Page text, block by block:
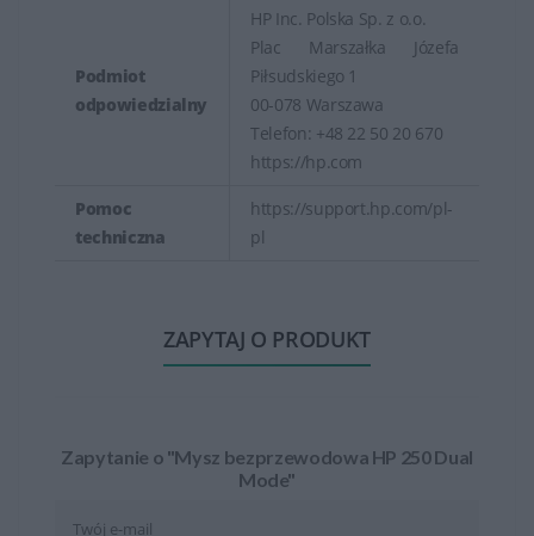
Podmiot
odpowiedzialny
HP Inc. Polska Sp. z o.o.
Plac Marszałka Józefa
Piłsudskiego 1
00-078 Warszawa
Telefon: +48 22 50 20 670
https://hp.com
Pomoc
techniczna
https://support.hp.com/pl-
pl
ZAPYTAJ O PRODUKT
Zapytanie o "Mysz bezprzewodowa HP 250 Dual
Mode"